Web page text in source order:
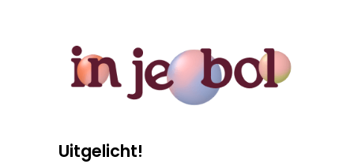
Uitgelicht!